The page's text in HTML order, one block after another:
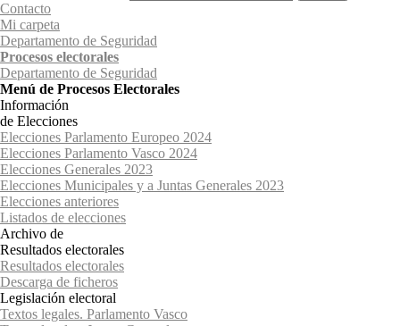
Contacto
Mi carpeta
Departamento de Seguridad
Procesos electorales
Departamento de Seguridad
Menú de Procesos Electorales
Información
de Elecciones
Elecciones Parlamento Europeo 2024
Elecciones Parlamento Vasco 2024
Elecciones Generales 2023
Elecciones Municipales y a Juntas Generales 2023
Elecciones anteriores
Listados de elecciones
Archivo de
Resultados electorales
Resultados electorales
Descarga de ficheros
Legislación electoral
Textos legales. Parlamento Vasco